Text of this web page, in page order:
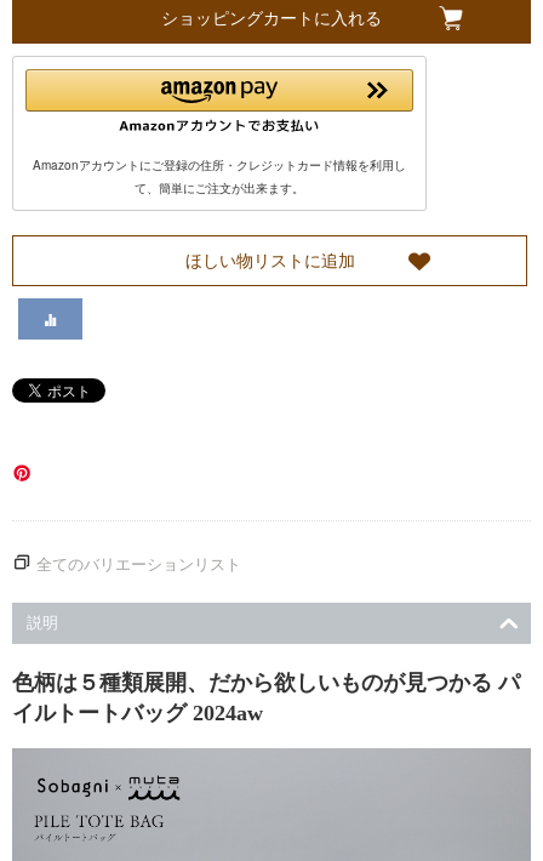
い
て
カ
タ
マ
ー
ビ
ス
エ
ショッピングカートに入れる
Amazonアカウントにご登録の住所・クレジットカード情報を利用し
て、簡単にご注文が出来ます。
ほしい物リストに追加
全てのバリエーションリスト
説明
色柄は５種類展開、だから欲しいものが見つかる パ
イルトートバッグ 2024aw